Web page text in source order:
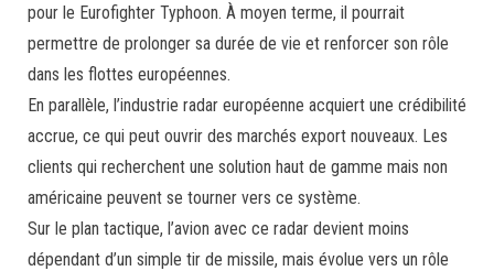
pour le Eurofighter Typhoon. À moyen terme, il pourrait
permettre de prolonger sa durée de vie et renforcer son rôle
dans les flottes européennes.
En parallèle, l’industrie radar européenne acquiert une crédibilité
accrue, ce qui peut ouvrir des marchés export nouveaux. Les
clients qui recherchent une solution haut de gamme mais non
américaine peuvent se tourner vers ce système.
Sur le plan tactique, l’avion avec ce radar devient moins
dépendant d’un simple tir de missile, mais évolue vers un rôle